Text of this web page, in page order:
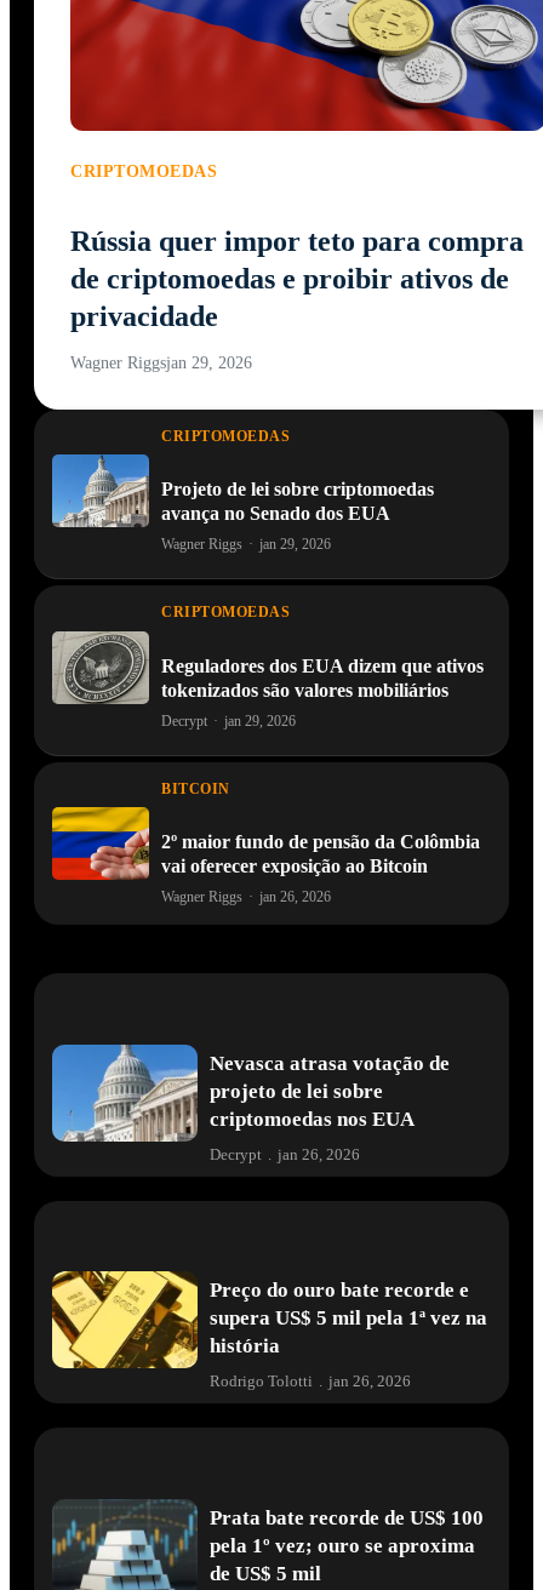
CRIPTOMOEDAS
Rússia quer impor teto para compra
de criptomoedas e proibir ativos de
privacidade
Wagner Riggsjan 29, 2026
CRIPTOMOEDAS
Projeto de lei sobre criptomoedas
avança no Senado dos EUA
Wagner Riggs · jan 29, 2026
CRIPTOMOEDAS
Reguladores dos EUA dizem que ativos
tokenizados são valores mobiliários
Decrypt · jan 29, 2026
BITCOIN
2º maior fundo de pensão da Colômbia
vai oferecer exposição ao Bitcoin
Wagner Riggs · jan 26, 2026
Nevasca atrasa votação de
projeto de lei sobre
criptomoedas nos EUA
Decrypt jan 26, 2026
Preço do ouro bate recorde e
supera US$ 5 mil pela 1ª vez na
história
Rodrigo Tolotti . jan 26, 2026
Prata bate recorde de US$ 100
pela 1º vez; ouro se aproxima
de US$ 5 mil